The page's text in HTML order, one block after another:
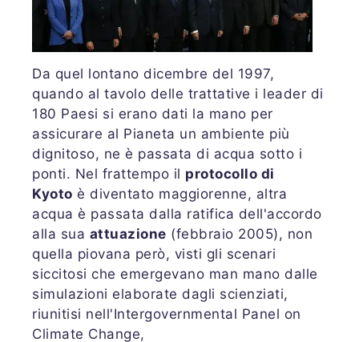
Da quel lontano dicembre del 1997,
quando al tavolo delle trattative i leader di
180 Paesi si erano dati la mano per
assicurare al Pianeta un ambiente più
dignitoso, ne è passata di acqua sotto i
ponti. Nel frattempo il protocollo di
Kyoto è diventato maggiorenne, altra
acqua è passata dalla ratifica dell'accordo
alla sua attuazione (febbraio 2005), non
quella piovana però, visti gli scenari
siccitosi che emergevano man mano dalle
simulazioni elaborate dagli scienziati,
riunitisi nell'Intergovernmental Panel on
Climate Change,